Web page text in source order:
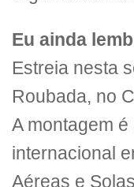
Eu ainda
Estreia nesta
Roubada, no
A montagem
internacional
Aéreas e